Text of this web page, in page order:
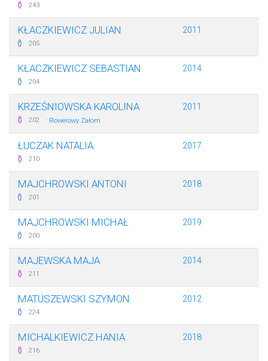
243
KŁACZKIEWICZ JULIAN
205
2011
KŁACZKIEWICZ SEBASTIAN
204
2014
KRZEŚNIOWSKA KAROLINA
202 · Rowerowy Załom
2011
ŁUCZAK NATALIA
210
2017
MAJCHROWSKI ANTONI
201
2018
MAJCHROWSKI MICHAŁ
200
2019
MAJEWSKA MAJA
211
2014
MATUSZEWSKI SZYMON
224
2012
MICHALKIEWICZ HANIA
216
2018